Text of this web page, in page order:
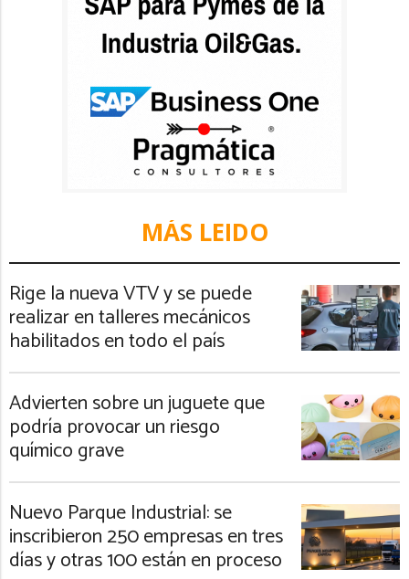
MÁS LEIDO
Rige la nueva VTV y se puede
realizar en talleres mecánicos
habilitados en todo el país
Advierten sobre un juguete que
podría provocar un riesgo
químico grave
Nuevo Parque Industrial: se
inscribieron 250 empresas en tres
días y otras 100 están en proceso